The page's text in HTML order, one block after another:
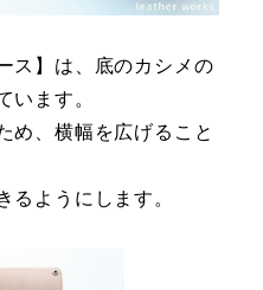
ス】は、底のカシメの
ます。
め、横幅を広げること
ようにします。